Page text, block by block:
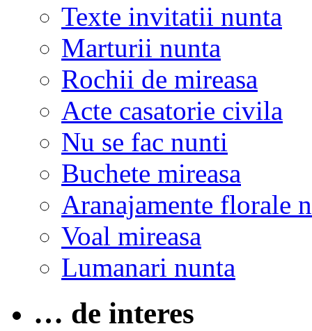
Texte invitatii nunta
Marturii nunta
Rochii de mireasa
Acte casatorie civila
Nu se fac nunti
Buchete mireasa
Aranajamente florale
Voal mireasa
Lumanari nunta
… de interes